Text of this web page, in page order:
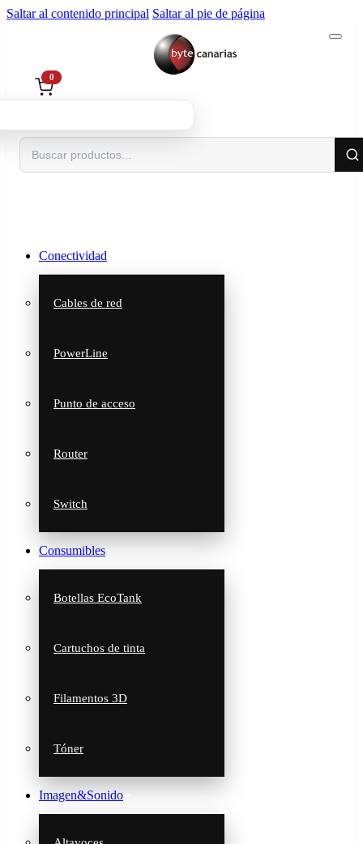
Saltar al contenido principal Saltar al pie de página
Buscar
0
Conectividad
Cables de red
PowerLine
Punto de acceso
Router
Switch
Consumibles
Botellas EcoTank
Cartuchos de tinta
Filamentos 3D
Tóner
Imagen&Sonido